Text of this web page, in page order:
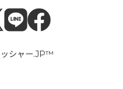
シャー.JP™